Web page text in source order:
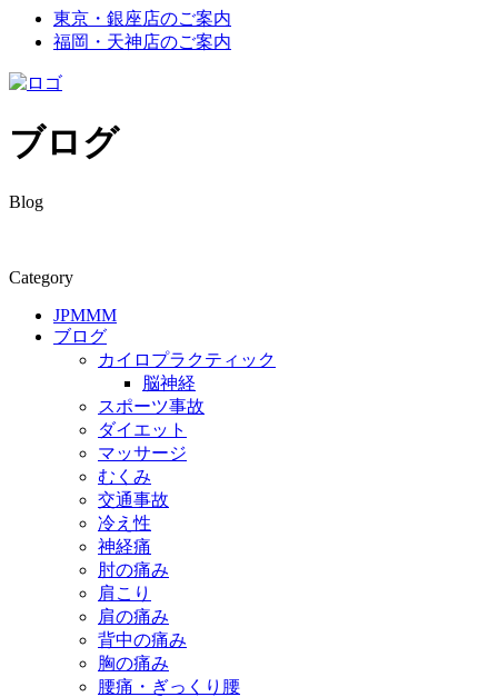
東京・銀座店のご案内
福岡・天神店のご案内
ブログ
Blog
Category
JPMMM
ブログ
カイロプラクティック
脳神経
スポーツ事故
ダイエット
マッサージ
むくみ
交通事故
冷え性
神経痛
肘の痛み
肩こり
肩の痛み
背中の痛み
胸の痛み
腰痛・ぎっくり腰